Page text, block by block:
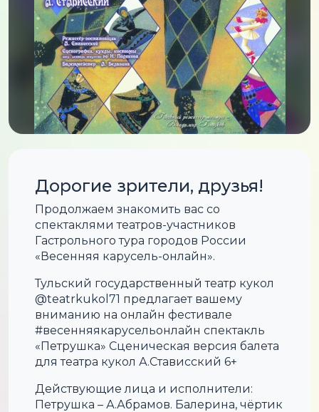
Дорогие зрители, друзья!
Продолжаем знакомить вас со
спектаклями театров-участников
Гастрольного тура городов России
«Весенняя карусель-онлайн».
Тульский государственный театр кукол
@teatrkukol71 предлагает вашему
вниманию на онлайн фестивале
#весенняякарусельонлайн спектакль
«Петрушка» Сценическая версия балета
для театра кукол А.Стависский 6+
Действующие лица и исполнители:
Петрушка – А.Абрамов. Балерина, чёртик